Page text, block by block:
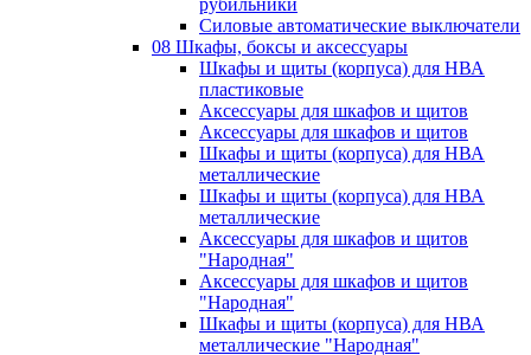
Силовые автоматические выключатели
08 Шкафы, боксы и аксессуары
Шкафы и щиты (корпуса) для НВА
пластиковые
Аксессуары для шкафов и щитов
Аксессуары для шкафов и щитов
Шкафы и щиты (корпуса) для НВА
металлические
Шкафы и щиты (корпуса) для НВА
металлические
Аксессуары для шкафов и щитов
"Народная"
Аксессуары для шкафов и щитов
"Народная"
Шкафы и щиты (корпуса) для НВА
металлические "Народная"